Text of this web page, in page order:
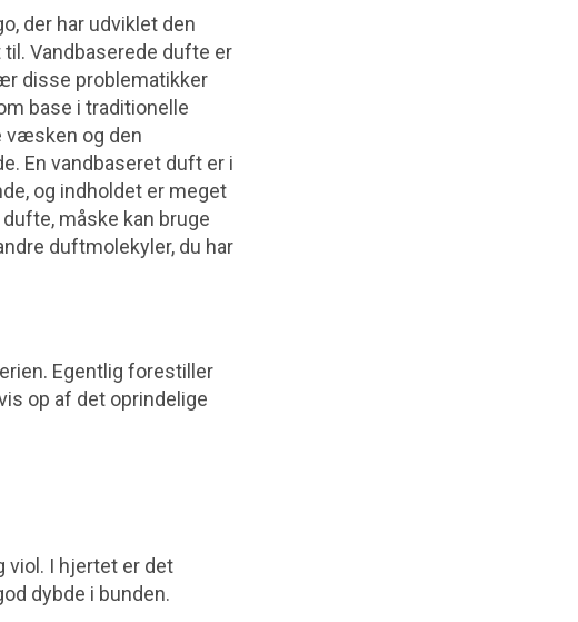
der har udviklet den
Vandbaserede dufte er
disse problematikker
base i traditionelle
væsken og den
En vandbaseret duft er i
og indholdet er meget
måske kan bruge
duftmolekyler, du har
Egentlig forestiller
op af det oprindelige
viol. I hjertet er det
dybde i bunden.